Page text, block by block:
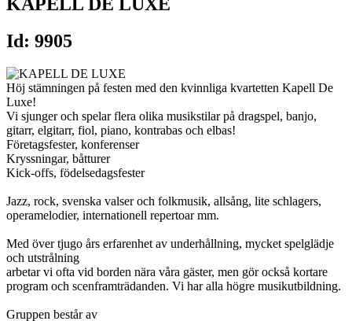
Id: 9905
Höj stämningen på festen med den kvinnliga kvartetten Kapell De
Luxe!
Vi sjunger och spelar flera olika musikstilar på dragspel, banjo,
gitarr, elgitarr, fiol, piano, kontrabas och elbas!
Företagsfester, konferenser
Kryssningar, båtturer
Kick-offs, födelsedagsfester
Jazz, rock, svenska valser och folkmusik, allsång, lite schlagers,
operamelodier, internationell repertoar mm.
Med över tjugo års erfarenhet av underhållning, mycket spelglädje
och utstrålning
arbetar vi ofta vid borden nära våra gäster, men gör också kortare
program och scenframträdanden. Vi har alla högre musikutbildning.
Gruppen består av